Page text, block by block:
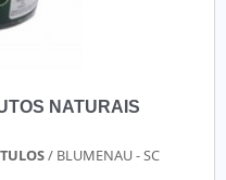
área de atuação. Por
experiência na área de
atividades; Tecnologia de
NATURAIS
/ BLUMENAU - SC